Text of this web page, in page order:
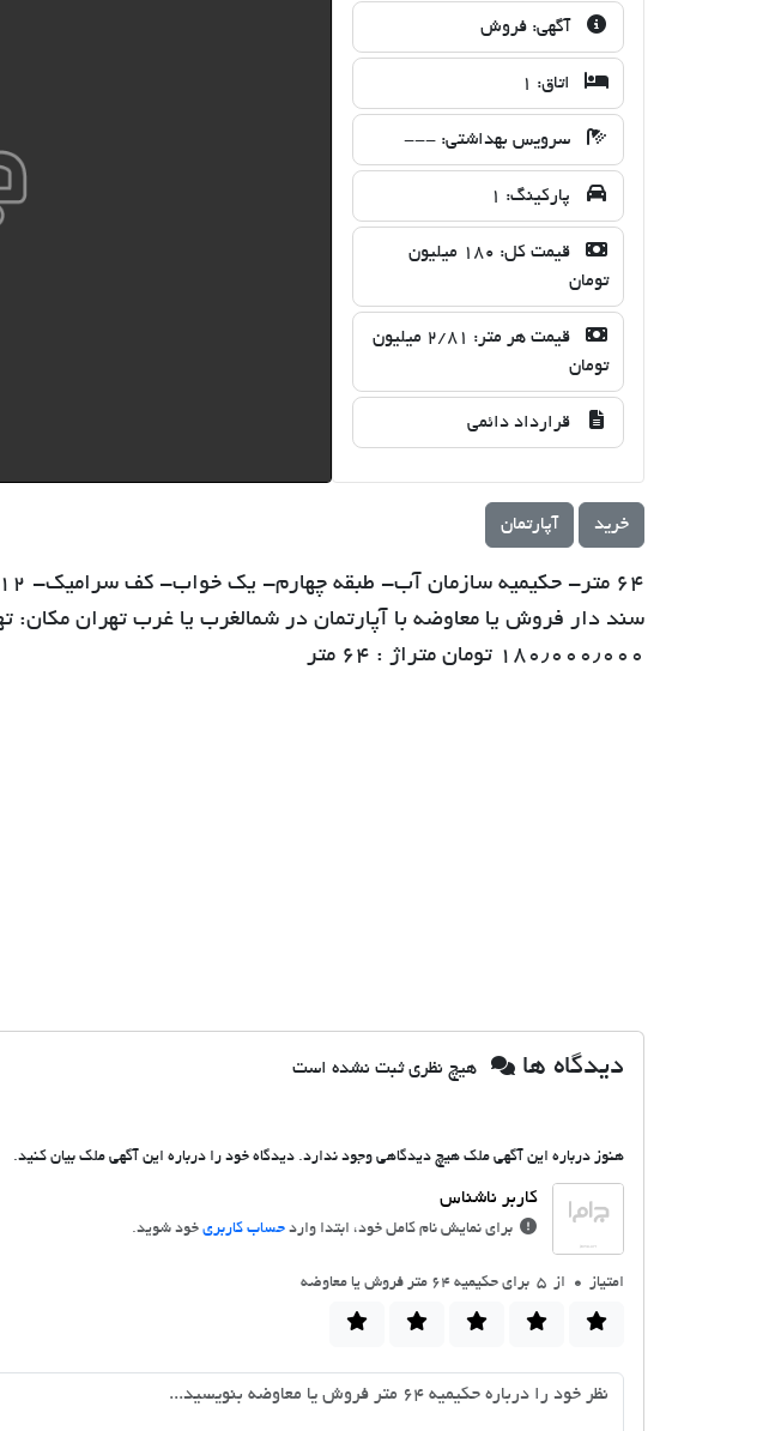
آگهی: فروش
اتاق: 1
سرویس بهداشتی: ---
پارکینگ: 1
قیمت کل:
180 میلیون
تومان
قیمت هر متر:
2/81 میلیون
تومان
قرارداد دائمی
خرید آپارتمان
سند دار فروش یا معاوضه با آپارتمان در شمالغرب یا غرب تهران مکان:
۱۸۰٫۰۰۰٫۰۰۰ تومان متراژ : ۶۴ متر
دیدگاه ها هیچ نظری ثبت نشده است
هنوز درباره این آگهی ملک هیچ دیدگاهی وجود ندارد. دیدگاه خود را درباره این آگهی ملک بیان کنید.
برای نمایش نام کامل خود، ابتدا وارد حساب کاربری خود شوید.
امتیاز 0 از 5 برای حکیمیه 64 متر فروش یا معاوضه